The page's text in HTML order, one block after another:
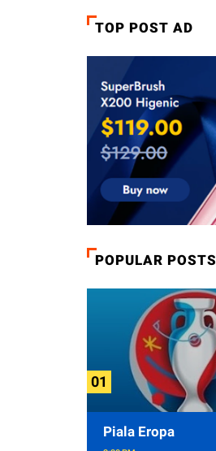
TOP POST AD
POPULAR POSTS
Piala Eropa